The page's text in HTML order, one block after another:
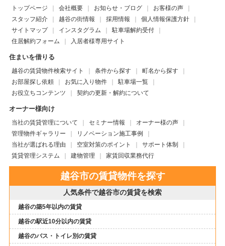
トップページ 会社概要 お知らせ・ブログ
お客様の声
スタッフ紹介
越谷の街情報 採用情報
個人情報保護方針
サイトマップ
インスタグラム
駐車場解約受付
住居解約フォーム
入居者様専用サイト
住まいを借りる
越谷の賃貸物件検索サイト 条件から探す
町名から探す
お部屋探し依頼
お気に入り物件
駐車場一覧
お役立ちコンテンツ
契約の更新・解約について
オーナー様向け
当社の賃貸管理について セミナー情報
オーナー様の声
管理物件ギャラリー
リノベーション施工事例
当社が選ばれる理由
空室対策のポイント
サポート体制
賃貸管理システム
建物管理 家賃回収業務代行
越谷市の賃貸物件を探す
人気条件で越谷市の賃貸を検索
越谷の築5年以内の賃貸
越谷の駅近10分以内の賃貸
越谷のバス・トイレ別の賃貸